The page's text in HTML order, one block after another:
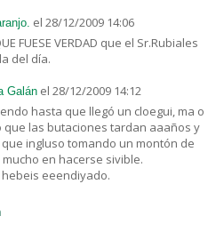
el 28/12/2009 14:06
FUESE VERDAD que el Sr.Rubiales
del día.
Galán el 28/12/2009 14:12
hasta que llegó un cloegui, ma o
que las butaciones tardan aaaños y
ingluso tomando un montón de
en hacerse sivible.
eeendiyado.